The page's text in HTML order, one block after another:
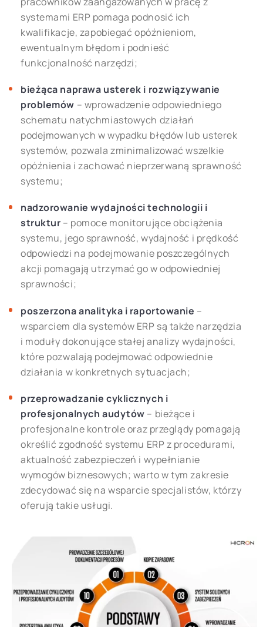
systemami ERP pomaga podnosić ich
kwalifikacje, zapobiegać opóźnieniom,
ewentualnym błędom i podnieść
funkcjonalność narzędzi;
bieżąca naprawa usterek i rozwiązywanie
problemów – wprowadzenie odpowiedniego
schematu natychmiastowych działań
podejmowanych w wypadku błędów lub usterek
systemów, pozwala zminimalizować wszelkie
opóźnienia i zachować nieprzerwaną sprawność
systemu;
nadzorowanie wydajności technologii i
struktur – pomoce monitorujące obciążenia
systemu, jego sprawność, wydajność i prędkość
odpowiedzi na podejmowanie poszczególnych
akcji pomagają utrzymać go w odpowiedniej
sprawności;
poszerzona analityka i raportowanie –
wsparciem dla systemów ERP są także narzędzia
i moduły dokonujące stałej analizy wydajności,
które pozwalają podejmować odpowiednie
działania w konkretnych sytuacjach;
przeprowadzanie cyklicznych i
profesjonalnych audytów – bieżące i
profesjonalne kontrole oraz przeglądy pomagają
określić zgodność systemu ERP z procedurami,
aktualność zabezpieczeń i wypełnianie
wymogów biznesowych; warto w tym zakresie
zdecydować się na wsparcie specjalistów, którzy
oferują takie usługi.